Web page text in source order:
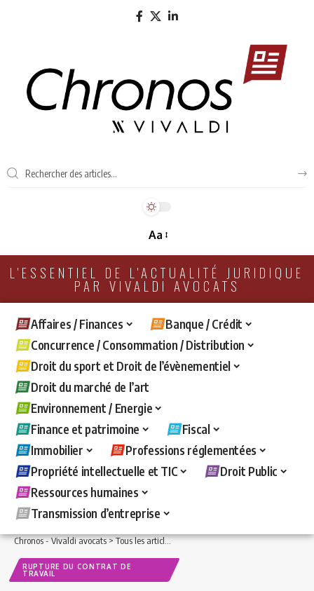
Aa
L'ESSENTIEL DE L'ACTUALITÉ JURIDIQUE
PAR VIVALDI AVOCATS
Affaires / Finances
Banque / Crédit
Concurrence / Consommation / Distribution
Droit du sport et Droit de l’évènementiel
Droit du marché de l’art
Environnement / Energie
Finance et patrimoine
Fiscal
Immobilier
Professions réglementées
Propriété intellectuelle et TIC
Droit Public
Ressources humaines
Transmission d’entreprise
Chronos - Vivaldi avocats>Tous les articles >Ressources humaines>Rupture
RUPTURE DU CONTRAT DE
TRAVAIL